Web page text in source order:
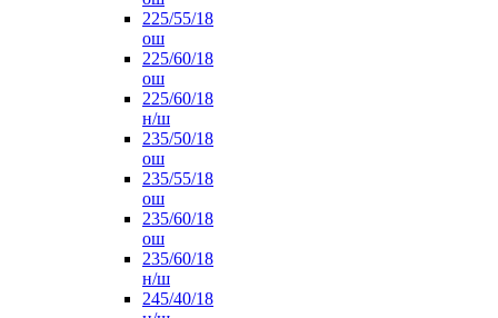
225/55/18
ош
225/60/18
ош
225/60/18
н/ш
235/50/18
ош
235/55/18
ош
235/60/18
ош
235/60/18
н/ш
245/40/18